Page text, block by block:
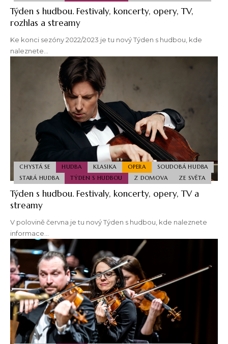
Týden s hudbou. Festivaly, koncerty, opery, TV,
rozhlas a streamy
Ke konci sezóny 2022/2023 je tu nový Týden s hudbou, kde
naleznete…
CHYSTÁ SE HUDBA KLASIKA OPERA
SOUDOBÁ HUDBA
STARÁ HUDBA
TÝDEN S HUDBOU Z DOMOVA ZE SVĚTA
Týden s hudbou. Festivaly, koncerty, opery, TV a
streamy
V polovině června je tu nový Týden s hudbou, kde naleznete
informace…